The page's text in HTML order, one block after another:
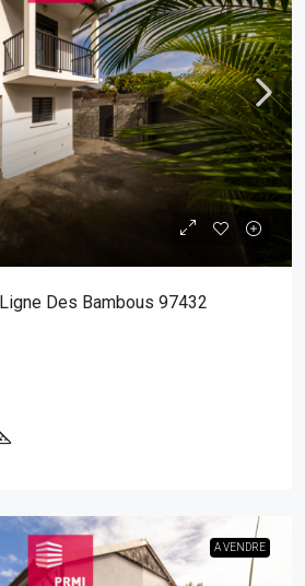
Des Bambous 97432
A VENDRE